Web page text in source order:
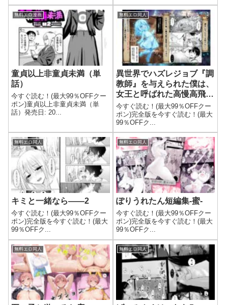
無料エロ漫画
童貞以上非童貞未満（単
話）
今すぐ読む！(最大99％OFFクー
ポン)童貞以上非童貞未満（単
話）発売日: 20...
無料エロ同人
異世界でハズレジョブ『調
教師』を与えられた僕は、
女王と呼ばれた高慢高飛車
お嬢様を可愛い雌豚ペット
に完堕ちさせる。
今すぐ読む！(最大99％OFFクー
ポン)完全版を今すぐ読む！(最大
99％OFFク...
無料エロ同人
キミと一緒なら――2
今すぐ読む！(最大99％OFFクー
ポン)完全版を今すぐ読む！(最大
99％OFFク...
無料エロ同人
ぽりうれたん短編集-蜜-
今すぐ読む！(最大99％OFFクー
ポン)完全版を今すぐ読む！(最大
99％OFFク...
無料エロ同人 無料エロ同人